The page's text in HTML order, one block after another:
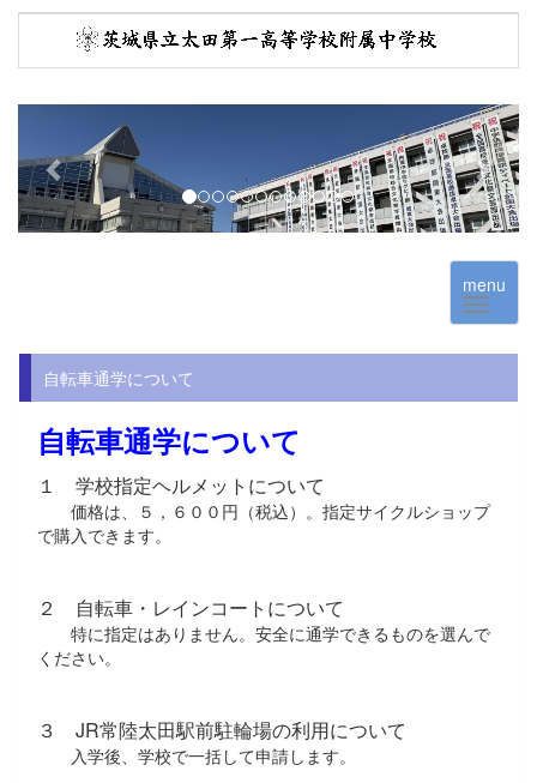
r
e
v
s
n
e
x
t
menu
自転車通学について
自転車通学について
１ 学校指定ヘルメットについて
価格は、５，６００円（税込）。指定サイクルショップ
で購入できます。
２ 自転車・レインコートについて
特に指定はありません。安全に通学できるものを選んで
ください。
３ JR常陸太田駅前駐輪場の利用について
入学後、学校で一括して申請します。